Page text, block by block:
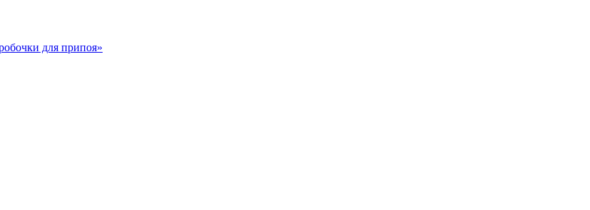
для припоя»